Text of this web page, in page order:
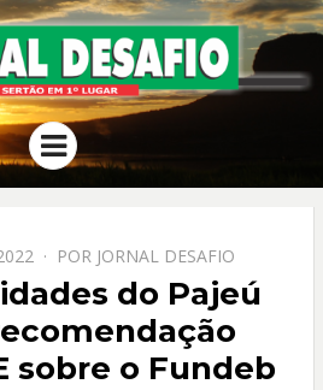
JORNAL
DESAFIO
O Sertão em 1º Lugar
Menu
POR JORNAL DESAFIO
do Pajeú
sobre o Fundeb